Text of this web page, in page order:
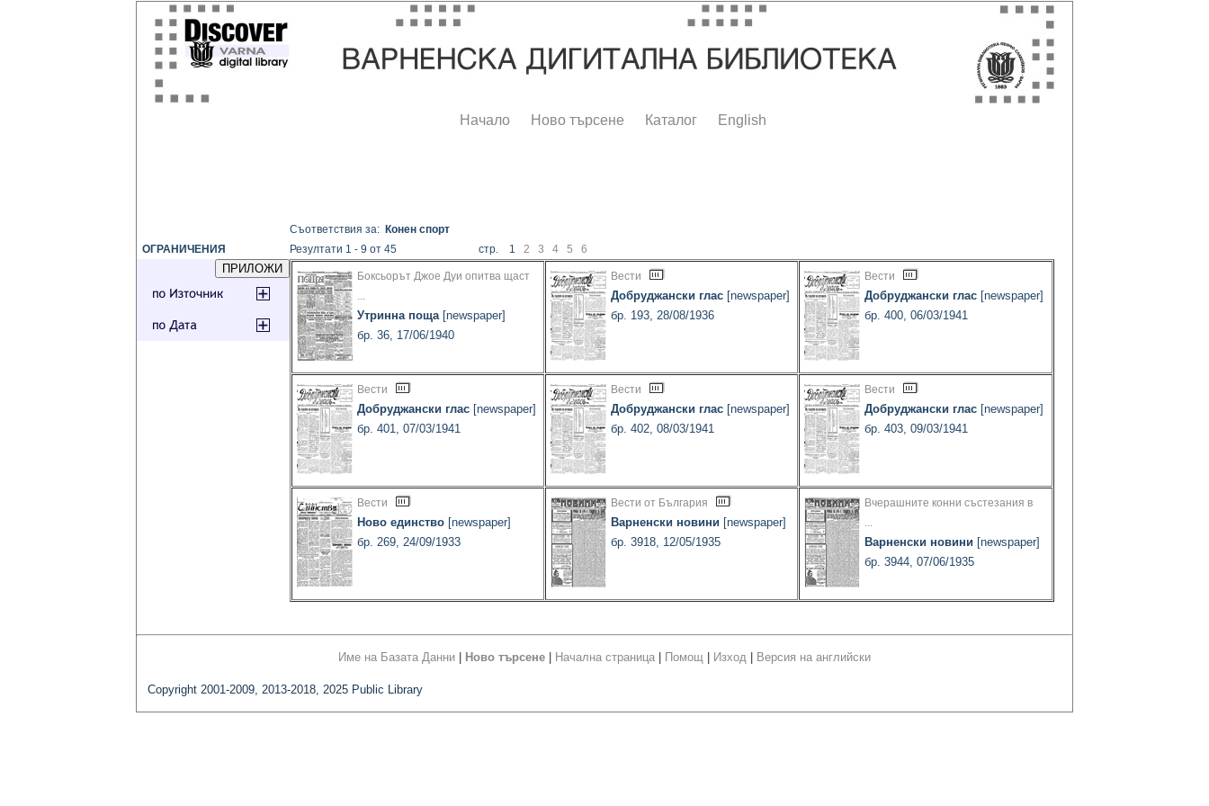
Начало Ново търсене Каталог English
ОГРАНИЧЕНИЯ
Съответствия за: Конен спорт
Резултати 1 - 9 от 45
стр. 1 2 3 4 5 6
Боксьорът Джое Дуи опитва щаст
...
Утринна поща[newspaper]
бр. 36, 17/06/1940
Вести
Добруджански глас [newspaper]
бр. 193, 28/08/1936
Вести
Добруджански глас [newspaper]
бр. 400, 06/03/1941
Вести
Добруджански глас [newspaper]
бр. 401, 07/03/1941
Вести
Добруджански глас [newspaper]
бр. 402, 08/03/1941
Вести
Добруджански глас [newspaper]
бр. 403, 09/03/1941
Вести
Ново единство [newspaper]
бр. 269, 24/09/1933
Вести от България
Варненски новини [newspaper]
бр. 3918, 12/05/1935
Вчерашните конни състезания в
...
Варненски новини [newspaper]
бр. 3944, 07/06/1935
Име на Базата Данни Ново търсене Начална страница Помощ Изход Версия на английски
Copyright 2001-2009, 2013-2018, 2025 Public Library